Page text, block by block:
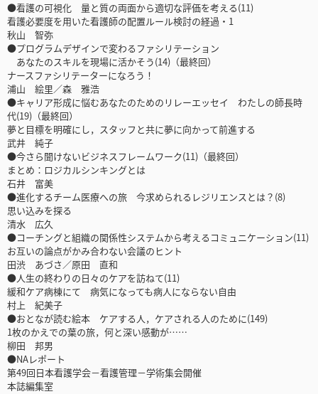
●看護の可視化 量と質の両面から適切な評価を考える(11)
看護必要度を用いた看護師の配置ルール検討の経過・1
秋山 智弥
●プログラムデザインで変わるファシリテーション
あなたのスキルを現場に活かそう(14)（最終回）
ナースファシリテーターになろう！
浦山 絵里／森 雅浩
●キャリア形成に悩むあなたのためのリレーエッセイ わたしの師長時
代(19)（最終回）
夢と目標を明確にし，スタッフと共に夢に向かって前進する
武井 純子
●今さら聞けないビジネスフレームワーク(11)（最終回）
まとめ：ロジカルシンキングとは
石井 富美
●進化するチーム医療への旅 今求められるレジリエンスとは？(8)
思い込みを探る
清水 広久
●コーチングと組織の関係性システムから考えるコミュニケーション(11)
お互いの論点がかみ合わない会議のヒント
田渋 あづさ／原田 直和
●人生の終わりの日々のケアを訪ねて(11)
緩和ケア病棟にて 病気になっても病人にならない自由
村上 紀美子
●おとなが読む絵本 ケアする人，ケアされる人のために(149)
1枚のかえでの葉の旅，何と深い感動が……
柳田 邦男
●NAレポート
第49回日本看護学会－看護管理－学術集会開催
本誌編集室